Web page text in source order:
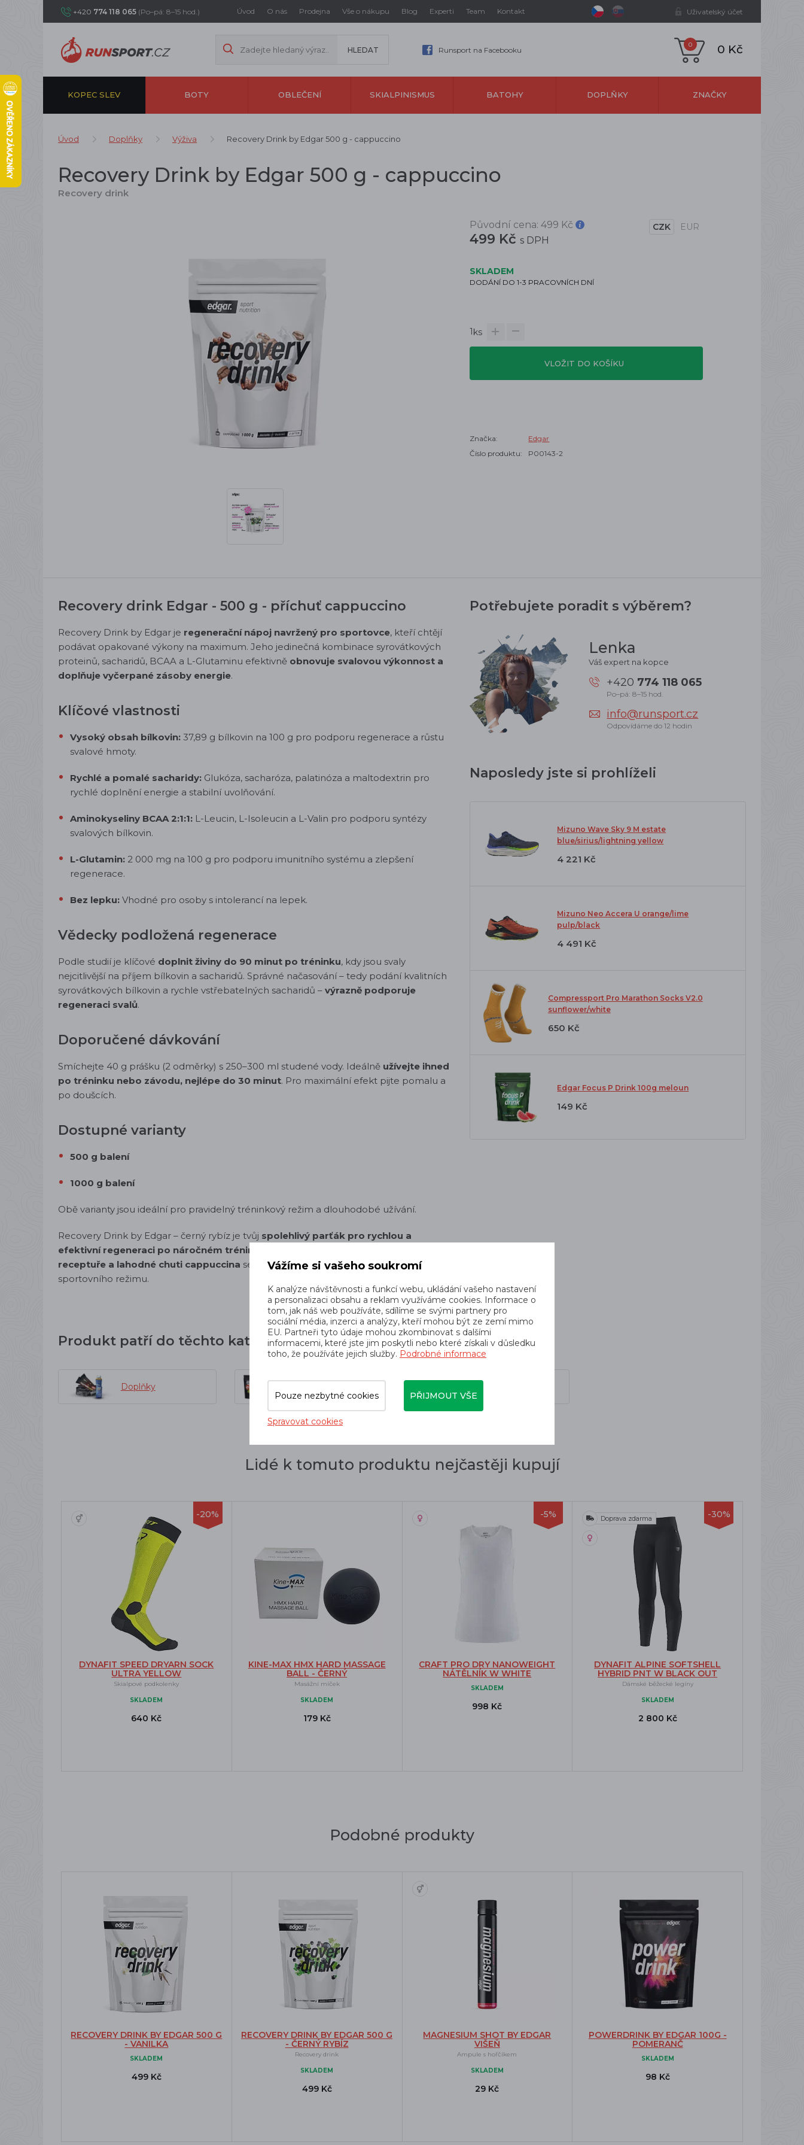
+420 774 118 065 (Po–pá: 8–15 hod.) Úvod O nás Prodejna Vše o nákupu Blog Experti Team Kontakt Uživatelský účet
Runsport na Facebooku
0 0 Kč
KOPEC SLEV BOTY OBLEČENÍ SKIALPINISMUS BATOHY DOPLŇKY ZNAČKY
Úvod Doplňky Výživa Recovery Drink by Edgar 500 g - cappuccino
Recovery Drink by Edgar 500 g - cappuccino
Recovery drink
Původní cena:499 Kč
499 Kč s DPH
CZK EUR
SKLADEM
DODÁNÍ DO 1-3 PRACOVNÍCH DNÍ
1ks
VLOŽIT DO KOŠÍKU
Značka:
Edgar
Číslo produktu:
P00143-2
Recovery drink Edgar - 500 g - příchuť cappuccino
Recovery Drink by Edgar je regenerační nápoj navržený pro sportovce, kteří chtějí
podávat opakované výkony na maximum. Jeho jedinečná kombinace syrovátkových
proteinů, sacharidů, BCAA a L-Glutaminu efektivně obnovuje svalovou výkonnost a
doplňuje vyčerpané zásoby energie.
Klíčové vlastnosti
Vysoký obsah bílkovin: 37,89 g bílkovin na 100 g pro podporu regenerace a růstu
svalové hmoty.
Rychlé a pomalé sacharidy: Glukóza, sacharóza, palatinóza a maltodextrin pro
rychlé doplnění energie a stabilní uvolňování.
Aminokyseliny BCAA 2:1:1: L-Leucin, L-Isoleucin a L-Valin pro podporu syntézy
svalových bílkovin.
L-Glutamin: 2 000 mg na 100 g pro podporu imunitního systému a zlepšení
regenerace.
Bez lepku: Vhodné pro osoby s intolerancí na lepek.
Vědecky podložená regenerace
Podle studií je klíčové doplnit živiny do 90 minut po tréninku, kdy jsou svaly
nejcitlivější na příjem bílkovin a sacharidů. Správné načasování – tedy podání kvalitních
syrovátkových bílkovin a rychle vstřebatelných sacharidů – výrazně podporuje
regeneraci svalů.
Doporučené dávkování
Smíchejte 40 g prášku (2 odměrky) s 250–300 ml studené vody. Ideálně užívejte ihned
po tréninku nebo závodu, nejlépe do 30 minut. Pro maximální efekt pijte pomalu a
po doušcích.
Dostupné varianty
500 g balení
1000 g balení
Obě varianty jsou ideální pro pravidelný tréninkový režim a dlouhodobé užívání.
Recovery Drink by Edgar – černý rybíz je tvůj spolehlivý parťák pro rychlou a
efektivní regeneraci po náročném tréninku nebo závodu
receptuře a lahodné chuti cappuccina se stane neodmyslitelnou součástí tvého
sportovního režimu.
Potřebujete poradit s výběrem?
Lenka
Váš expert na kopce
+420 774 118 065
Po–pá: 8–15 hod.
info@runsport.cz
Odpovídáme do 12 hodin
Naposledy jste si prohlíželi
Mizuno Wave Sky 9 M estate
blue/sirius/lightning yellow
4 221 Kč
Mizuno Neo Accera U orange/lime
pulp/black
4 491 Kč
Compressport Pro Marathon Socks V2.0
sunflower/white
650 Kč
Edgar Focus P Drink 100g meloun
149 Kč
Produkt patří do těchto kategorií
Doplňky
Lidé k tomuto produktu nejčastěji kupují
-20%
DYNAFIT SPEED DRYARN SOCK
ULTRA YELLOW
Skialpové podkolenky
SKLADEM
640 Kč
KINE-MAX HMX HARD MASSAGE
BALL - ČERNÝ
Masážní míček
SKLADEM
179 Kč
-5%
CRAFT PRO DRY NANOWEIGHT
NÁTĚLNÍK W WHITE
SKLADEM
998 Kč
-30%
Doprava zdarma
DYNAFIT ALPINE SOFTSHELL
HYBRID PNT W BLACK OUT
Dámské běžecké legíny
SKLADEM
2 800 Kč
Podobné produkty
RECOVERY DRINK BY EDGAR 500 G
- VANILKA
SKLADEM
499 Kč
RECOVERY DRINK BY EDGAR 500 G
- ČERNÝ RYBÍZ
Recovery drink
SKLADEM
499 Kč
MAGNESIUM SHOT BY EDGAR
VIŠEŇ
Ampule s hořčíkem
SKLADEM
29 Kč
POWERDRINK BY EDGAR 100G -
POMERANČ
SKLADEM
98 Kč
Vážíme si vašeho soukromí
K analýze návštěvnosti a funkcí webu, ukládání vašeho nastavení
a personalizaci obsahu a reklam využíváme cookies. Informace o
tom, jak náš web používáte, sdílíme se svými partnery pro
sociální média, inzerci a analýzy, kteří mohou být ze zemí mimo
EU. Partneři tyto údaje mohou zkombinovat s dalšími
informacemi, které jste jim poskytli nebo které získali v důsledku
toho, že používáte jejich služby. Podrobné informace
Pouze nezbytné cookies PŘIJMOUT VŠE
Spravovat cookies